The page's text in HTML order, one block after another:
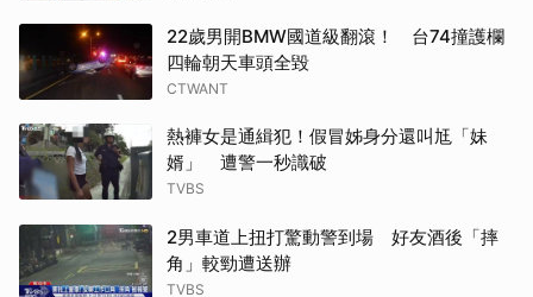
22歲男開BMW國道級翻滾！ 台74撞護欄
四輪朝天車頭全毀
CTWANT
熱褲女是通緝犯！假冒姊身分還叫尪「妹
婿」 遭警一秒識破
TVBS
2男車道上扭打驚動警到場 好友酒後「摔
角」較勁遭送辦
TVBS